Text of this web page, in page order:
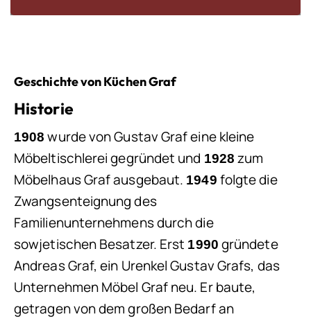
Geschichte von Küchen Graf
Historie
1908 wurde von Gustav Graf eine kleine
Möbeltischlerei gegründet und 1928 zum
Möbelhaus Graf ausgebaut. 1949 folgte die
Zwangsenteignung des
Familienunternehmens durch die
sowjetischen Besatzer. Erst 1990 gründete
Andreas Graf, ein Urenkel Gustav Grafs, das
Unternehmen Möbel Graf neu. Er baute,
getragen von dem großen Bedarf an